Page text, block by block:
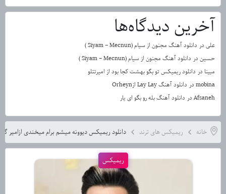
آخرین دیدگاه‌ها
علی در دانلود آهنگ مجنون از سیام (Siyam – Mecnun )
حسین در دانلود آهنگ مجنون از سیام (Siyam – Mecnun )
مبینا در دانلود ریمیکس تو بگو بهشت کجا بود از امیرتتلو
mobina در دانلود آهنگ Lay Lay ازOrheyn
Afsaneh در دانلود آهنگ بله رو بگو ای یار
خانه ریمیکس های ترند دانلود ریمیکس دیوونه میشم برام میخندی ازامیر
ریمیکس